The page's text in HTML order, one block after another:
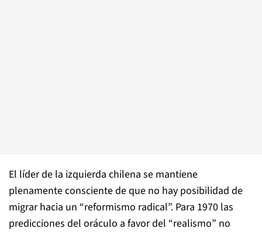
El líder de la izquierda chilena se mantiene
plenamente consciente de que no hay posibilidad de
migrar hacia un “reformismo radical”. Para 1970 las
predicciones del oráculo a favor del “realismo” no